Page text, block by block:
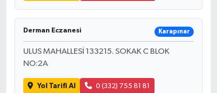
Derman Eczanesi Karapınar
ULUS MAHALLESİ 133215. SOKAK C BLOK
NO:2A
Yol Tarifi Al 0 (332) 755 81 81